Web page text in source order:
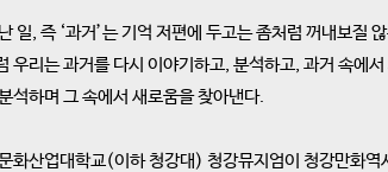
일, 즉 ‘과거’는 기억 저편에 두고는 좀처럼 꺼내보질
우리는 과거를 다시 이야기하고, 분석하고, 과거 속에
석하며 그 속에서 새로움을 찾아낸다.
화산업대학교(이하 청강대) 청강뮤지엄이 청강만화